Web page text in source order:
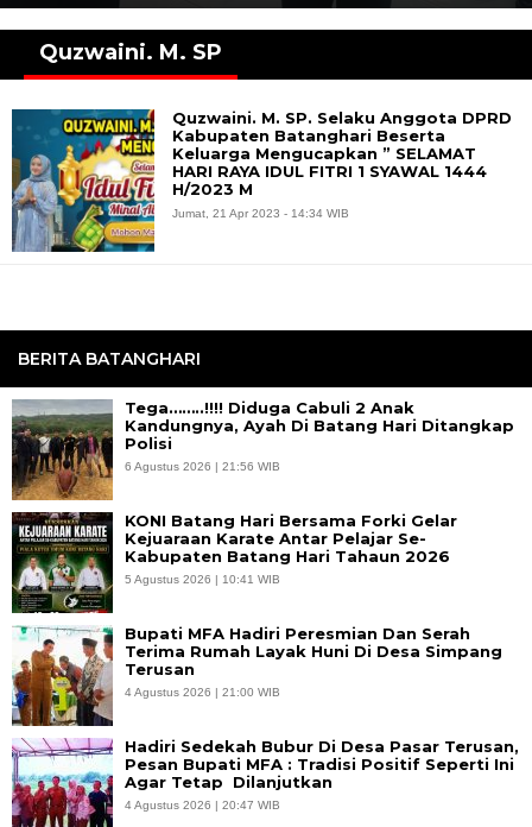
BERITA BATANGHARI
Tega……..!!!! Diduga Cabuli 2 Anak
Kandungnya, Ayah Di Batang Hari Ditangkap
Polisi
6 Agustus 2026 | 21:56 WIB
KONI Batang Hari Bersama Forki Gelar
Kejuaraan Karate Antar Pelajar Se-
Kabupaten Batang Hari Tahaun 2026
5 Agustus 2026 | 10:41 WIB
Bupati MFA Hadiri Peresmian Dan Serah
Terima Rumah Layak Huni Di Desa Simpang
Terusan
4 Agustus 2026 | 21:00 WIB
Hadiri Sedekah Bubur Di Desa Pasar Terusan,
Pesan Bupati MFA : Tradisi Positif Seperti Ini
Agar Tetap Dilanjutkan
4 Agustus 2026 | 20:47 WIB
Quzwaini. M. SP
Quzwaini. M. SP. Selaku Anggota DPRD
Kabupaten Batanghari Beserta
Keluarga Mengucapkan ” SELAMAT
HARI RAYA IDUL FITRI 1 SYAWAL 1444
H/2023 M
Jumat, 21 Apr 2023 - 14:34 WIB